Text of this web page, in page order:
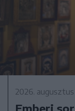
2026.
Emberi